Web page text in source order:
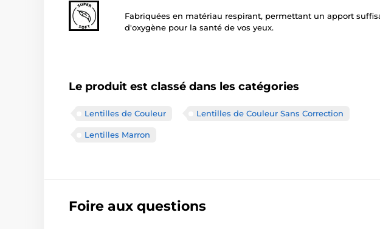
Fabriquées en matériau respirant, permettant un apport
d'oxygène pour la santé de vos yeux.
Le produit est classé dans les catégories
Lentilles de Couleur Lentilles de Couleur Sans Correction
Lentilles Marron
Foire aux questions